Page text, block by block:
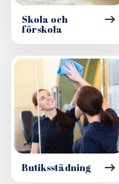
Skola och
förskola
Butiksstädning